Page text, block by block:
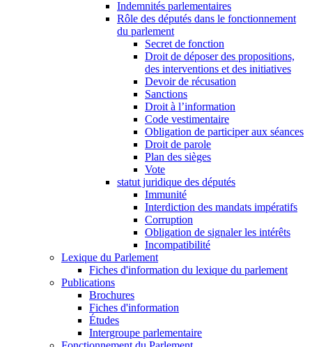
Indemnités parlementaires
Rôle des députés dans le fonctionnement
du parlement
Secret de fonction
Droit de déposer des propositions,
des interventions et des initiatives
Devoir de récusation
Sanctions
Droit à l’information
Code vestimentaire
Obligation de participer aux séances
Droit de parole
Plan des sièges
Vote
statut juridique des députés
Immunité
Interdiction des mandats impératifs
Corruption
Obligation de signaler les intérêts
Incompatibilité
Lexique du Parlement
Fiches d'information du lexique du parlement
Publications
Brochures
Fiches d'information
Études
Intergroupe parlementaire